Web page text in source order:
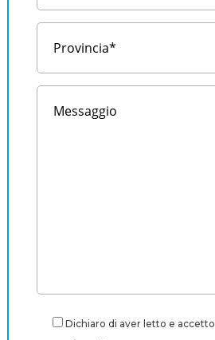
Dichiaro di aver letto e accetto